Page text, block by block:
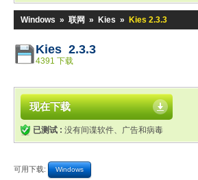
Windows » 联网 » Kies » Kies 2.3.3
Kies 2.3.3
4391 下载
现在下载
已测试 : 没有间谍软件、广告和病毒
可用下载: Windows